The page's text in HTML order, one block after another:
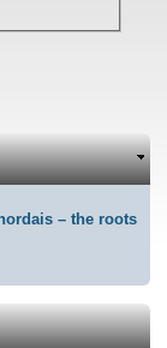
– the roots